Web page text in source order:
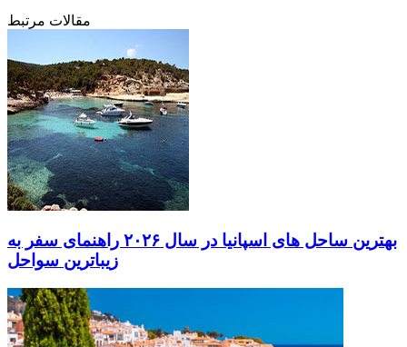
مقالات مرتبط
بهترین ساحل های اسپانیا در سال ۲۰۲۶ راهنمای سفر به
زیباترین سواحل